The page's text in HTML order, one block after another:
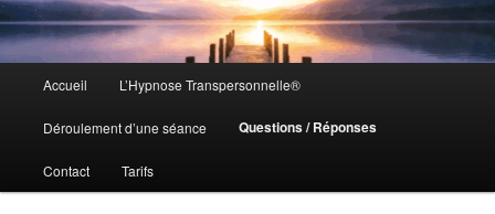
principal
Accueil L’Hypnose Transpersonnelle®
Déroulement d’une séance Questions / Réponses
Contact Tarifs